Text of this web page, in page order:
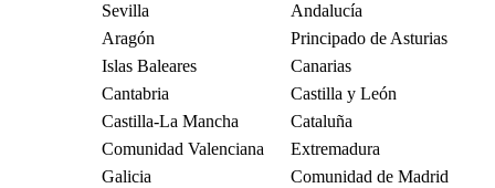
Sevilla
Andalucía
Aragón
Principado de Asturias
Islas Baleares
Canarias
Cantabria
Castilla y León
Castilla-La Mancha
Cataluña
Comunidad Valenciana
Extremadura
Galicia
Comunidad de Madrid